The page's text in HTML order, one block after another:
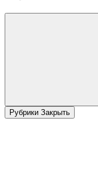
Рубрики Закрыть